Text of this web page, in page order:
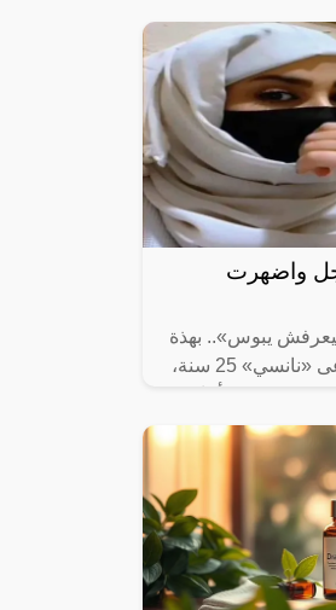
واضهرت
يبوس».. بهذة
الكلمات رفعت سيدة تدعى «نانسي» 25 سنة،